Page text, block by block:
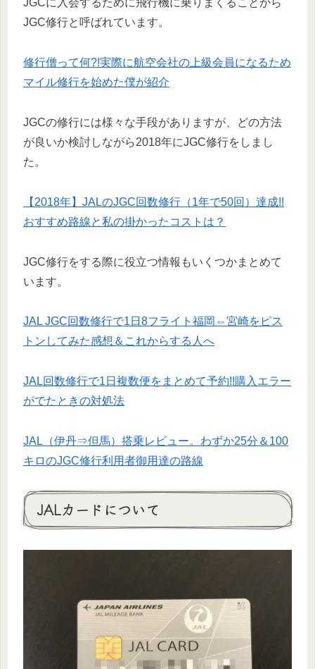
JGCに入会するために飛行機に乗りまくることから
JGC修行と呼ばれています。
修行僧って何?!実際に航空会社の上級会員になるため
マイル修行を始めた僕が紹介
JGCの修行には様々な手段がありますが、どの方法
が良いか検討しながら2018年にJGC修行をしまし
た。
【2018年】JALのJGC回数修行（1年で50回）達成!!
おすすめ路線と私の掛かったコストは？
JGC修行をする際に役立つ情報もいくつかまとめて
います。
JAL JGC回数修行で1日8フライト福岡⇔宮崎をピス
トンしてみた感想＆これからする人へ
JAL回数修行で1日複数便をまとめて予約!!購入エラー
がでたときの対処法
JAL（伊丹⇒但馬）搭乗レビュー。わずか25分＆100
キロのJGC修行利用者御用達の路線
JALカードについて